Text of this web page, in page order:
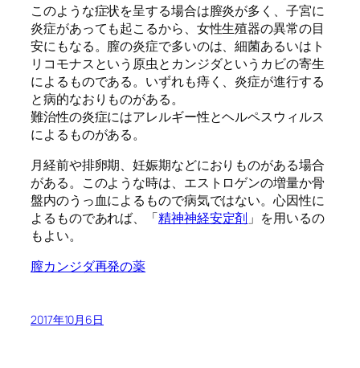
このような症状を呈する場合は膣炎が多く、子宮に
炎症があっても起こるから、女性生殖器の異常の目
安にもなる。膣の炎症で多いのは、細菌あるいはト
リコモナスという原虫とカンジダというカビの寄生
によるものである。いずれも痔く、炎症が進行する
と病的なおりものがある。
難治性の炎症にはアレルギー性とヘルペスウィルス
によるものがある。
月経前や排卵期、妊娠期などにおりものがある場合
がある。このような時は、エストロゲンの増量か骨
盤内のうっ血によるもので病気ではない。心因性に
よるものであれば、「精神神経安定剤 」を用いるの
もよい。
膣カンジダ再発の薬
2017年10月6日